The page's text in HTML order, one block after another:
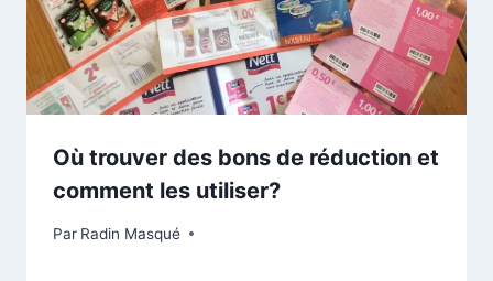
Où trouver des bons de réduction et
comment les utiliser?
Par Radin Masqué